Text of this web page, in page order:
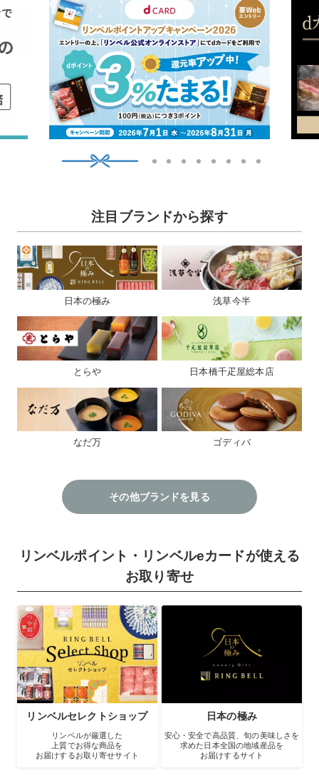
1 2 3 4 5 6 7 8
注目ブランドから探す
日本の極み 浅草今半
とらや 日本橋千疋屋総本店
なだ万 ゴディバ
その他ブランドを見る
リンベルポイント・リンベルeカードが使える
お取り寄せ
リンベルセレクトショップ
リンベルが厳選した
上質でお得な商品を
お届けするお取り寄せサイト
日本の極み
安心・安全で高品質、旬の美味しさを
求めた日本全国の地域産品を
お届けするサイト